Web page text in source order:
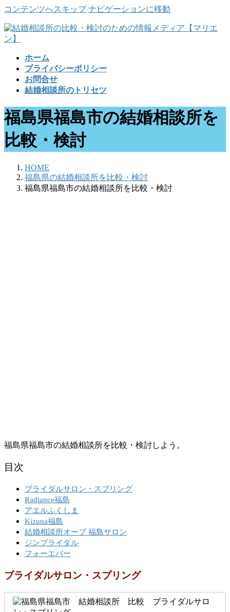
コンテンツへスキップ ナビゲーションに移動
ホーム
プライバシーポリシー
お問合せ
結婚相談所のトリセツ
福島県福島市の結婚相談所を
比較・検討
HOME
福島県の結婚相談所を比較・検討
福島県福島市の結婚相談所を比較・検討
福島県福島市の結婚相談所を比較・検討しよう。
目次
ブライダルサロン・スプリング
Radiance福島
アエルふくしま
Kizuna福島
結婚相談所オーブ 福島サロン
ジンブライダル
フォーエバー
ブライダルサロン・スプリング